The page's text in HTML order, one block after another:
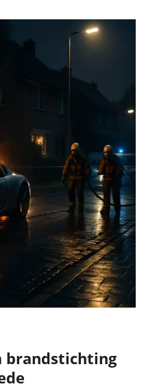
brandstichting